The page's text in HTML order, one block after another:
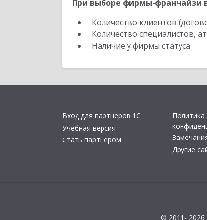
При выборе фирмы-франчайзи
Количество клиентов
Количество специалистов,
Наличие у фирмы статуса
Вход для партнеров 1С
Учебная версия
Стать партнером
Политика
Другие
© 2011-